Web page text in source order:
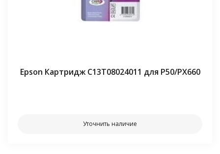
Epson Картридж C13T08024011 для P50/PX660
Уточнить наличие